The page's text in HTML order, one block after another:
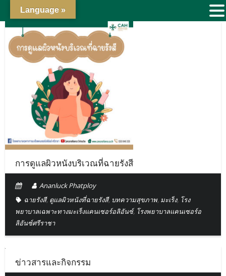
การดูแลผิวหนังบริเวณที่ฉายรังสี
Ananluck Phatploy
ฉายรังสี, ดูแลผิวหนังที่ฉายรังสี, บทความสุขภาพ, มะเร็ง, โรง
พยาบาลเฉพาะทางมะเร็งแคนเซอร์อลิอันซ์, โรงพยาบาลแคนเซอร์อ
ลิอันซ์ศรีราชา
ข่าวสารและกิจกรรม
Language »